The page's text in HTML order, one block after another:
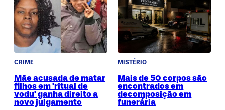
CRIME
Mãe acusada de matar
filhos em 'ritual de
vodu' ganha direito a
novo julgamento
MISTÉRIO
Mais de 50 corpos são
encontrados em
decomposição em
funerária